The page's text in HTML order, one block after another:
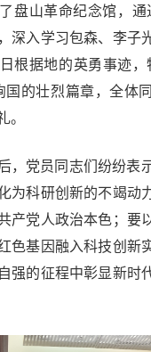
盘山革命纪念馆，通
深入学习包森、李子
根据地的英勇事迹，
国的壮烈篇章，全体
。
，党员同志们纷纷表
为科研创新的不竭动
产党人政治本色；要
色基因融入科技创新
强的征程中彰显新时